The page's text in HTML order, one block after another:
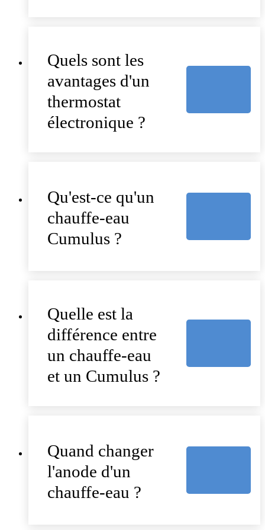
Quels sont les
avantages d'un
thermostat
électronique ?
Qu'est-ce qu'un
chauffe-eau
Cumulus ?
Quelle est la
différence entre
un chauffe-eau
et un Cumulus ?
Quand changer
l'anode d'un
chauffe-eau ?